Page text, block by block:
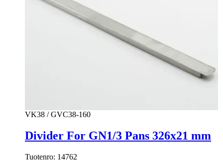
VK38 / GVC38-160
Divider For GN1/3 Pans 326x21 mm
Tuotenro: 14762